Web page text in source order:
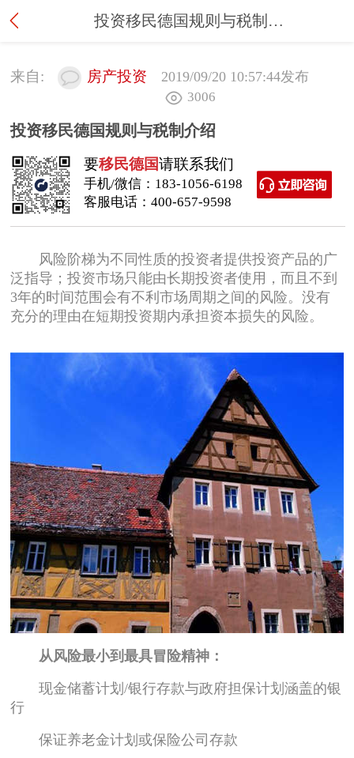
投资移民德国规则与税制介绍
来自: 房产投资 2019/09/20 10:57:44发布
3006
投资移民德国规则与税制介绍
要移民德国请联系我们
手机/微信： 183-1056-6198
客服电话： 400-657-9598
风险阶梯为不同性质的投资者提供投资产品的广
泛指导；投资市场只能由长期投资者使用，而且不到
3年的时间范围会有不利市场周期之间的风险。没有
充分的理由在短期投资期内承担资本损失的风险。
从风险最小到最具冒险精神：
现金储蓄计划/银行存款与政府担保计划涵盖的银
行
保证养老金计划或保险公司存款